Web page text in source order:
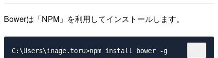
Bowerは「NPM」を利用してインストールします。
C:\Users\inage.toru>npm install bower -g